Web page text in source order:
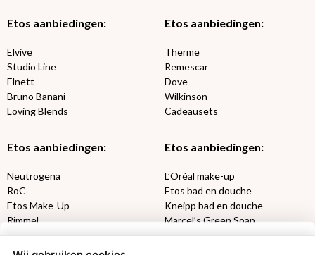
Etos aanbiedingen:
Elvive
Studio Line
Elnett
Bruno Banani
Loving Blends
Etos aanbiedingen:
Therme
Remescar
Dove
Wilkinson
Cadeausets
Etos aanbiedingen:
Neutrogena
RoC
Etos Make-Up
Rimmel
Max Factor
Etos aanbiedingen:
L’Oréal make-up
Etos bad en douche
Kneipp bad en douche
Marcel’s Green Soap
Oral-B